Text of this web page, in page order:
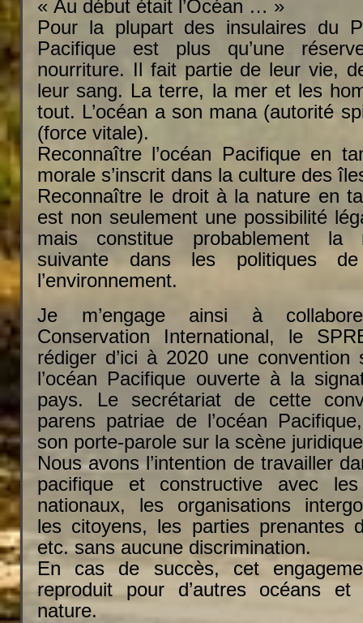
« Au début était l’Océan … »
Pour la plupart des insulaires du
Pacifique est plus qu’une
nourriture. Il fait partie de leur vie,
leur sang. La terre, la mer et les
tout. L’océan a son mana (autorité
(force vitale).
Reconnaître l’océan Pacifique en
morale s’inscrit dans la culture des
Reconnaître le droit à la nature en
est non seulement une possibilité
mais constitue probablement la
suivante dans les politiques
l’environnement.
Je m’engage ainsi à
Conservation International, le
rédiger d’ici à 2020 une
l’océan Pacifique ouverte à la
pays. Le secrétariat de cette
parens patriae de l’océan
son porte-parole sur la scène
Nous avons l’intention de travailler
pacifique et constructive avec les
nationaux, les organisations
les citoyens, les parties prenantes
etc. sans aucune discrimination.
En cas de succès, cet
reproduit pour d’autres océans
nature.